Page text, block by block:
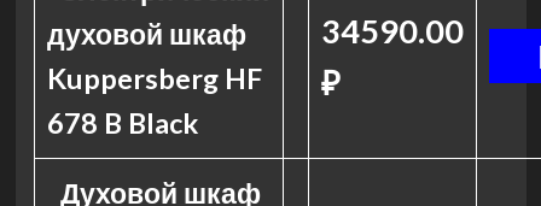
духовой шкаф
Kuppersberg HF
678 B Black
34590.00
₽
Духовой шкаф